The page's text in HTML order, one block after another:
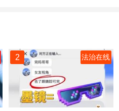
2 法治在线